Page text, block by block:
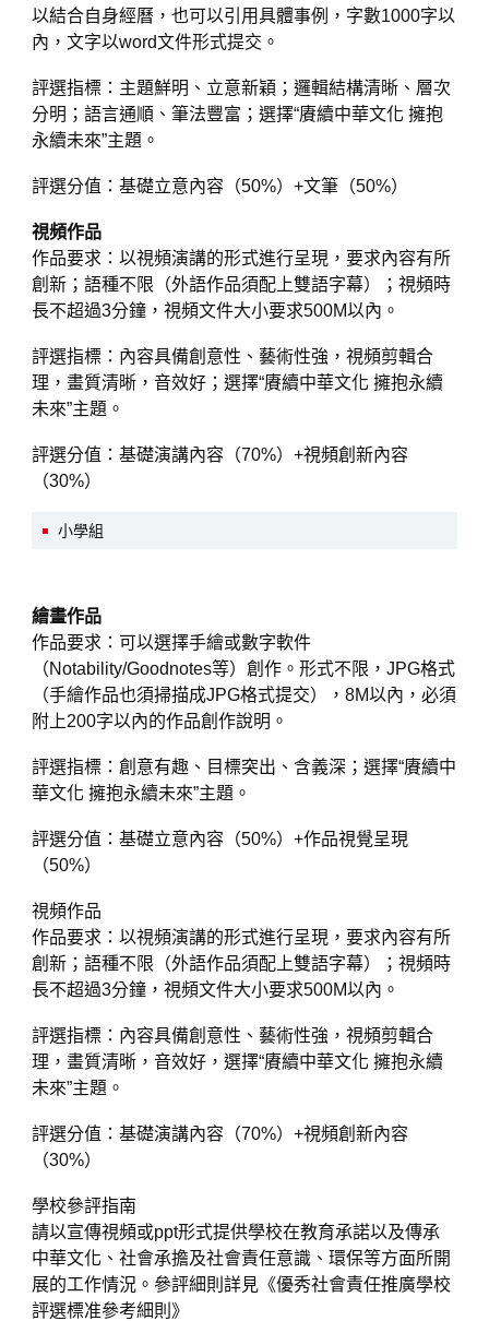
以結合自身經曆，也可以引用具體事例，字數1000字以
內，文字以word文件形式提交。
評選指標：主題鮮明、立意新穎；邏輯結構清晰、層次
分明；語言通順、筆法豐富；選擇“賡續中華文化 擁抱
永續未來”主題。
評選分值：基礎立意內容（50%）+文筆（50%）
視頻作品
作品要求：以視頻演講的形式進行呈現，要求內容有所
創新；語種不限（外語作品須配上雙語字幕）；視頻時
長不超過3分鐘，視頻文件大小要求500M以內。
評選指標：內容具備創意性、藝術性強，視頻剪輯合
理，畫質清晰，音效好；選擇“賡續中華文化 擁抱永續
未來”主題。
評選分值：基礎演講內容（70%）+視頻創新內容
（30%）
小學組
繪畫作品
作品要求：可以選擇手繪或數字軟件
（Notability/Goodnotes等）創作。形式不限，JPG格式
（手繪作品也須掃描成JPG格式提交），8M以內，必須
附上200字以內的作品創作說明。
評選指標：創意有趣、目標突出、含義深；選擇“賡續中
華文化 擁抱永續未來”主題。
評選分值：基礎立意內容（50%）+作品視覺呈現
（50%）
視頻作品
作品要求：以視頻演講的形式進行呈現，要求內容有所
創新；語種不限（外語作品須配上雙語字幕）；視頻時
長不超過3分鐘，視頻文件大小要求500M以內。
評選指標：內容具備創意性、藝術性強，視頻剪輯合
理，畫質清晰，音效好，選擇“賡續中華文化 擁抱永續
未來”主題。
評選分值：基礎演講內容（70%）+視頻創新內容
（30%）
學校參評指南
請以宣傳視頻或ppt形式提供學校在教育承諾以及傳承
中華文化、社會承擔及社會責任意識、環保等方面所開
展的工作情況。參評細則詳見《優秀社會責任推廣學校
評選標准參考細則》